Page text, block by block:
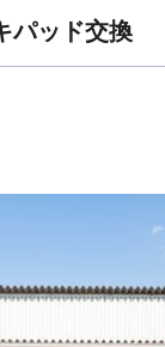
パッド交換